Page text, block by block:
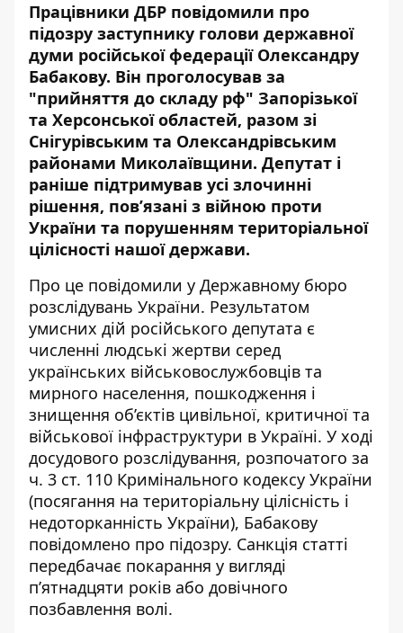
Працівники ДБР повідомили про
підозру заступнику голови державної
думи російської федерації Олександру
Бабакову. Він проголосував за
"прийняття до складу рф" Запорізької
та Херсонської областей, разом зі
Снігурівським та Олександрівським
районами Миколаївщини. Депутат і
раніше підтримував усі злочинні
рішення, пов’язані з війною проти
України та порушенням територіальної
цілісності нашої держави.
Про це повідомили у Державному бюро
розслідувань України. Результатом
умисних дій російського депутата є
численні людські жертви серед
українських військовослужбовців та
мирного населення, пошкодження і
знищення об’єктів цивільної, критичної та
військової інфраструктури в Україні. У ході
досудового розслідування, розпочатого за
ч. 3 ст. 110 Кримінального кодексу України
(посягання на територіальну цілісність і
недоторканність України), Бабакову
повідомлено про підозру. Санкція статті
передбачає покарання у вигляді
п’ятнадцяти років або довічного
позбавлення волі.